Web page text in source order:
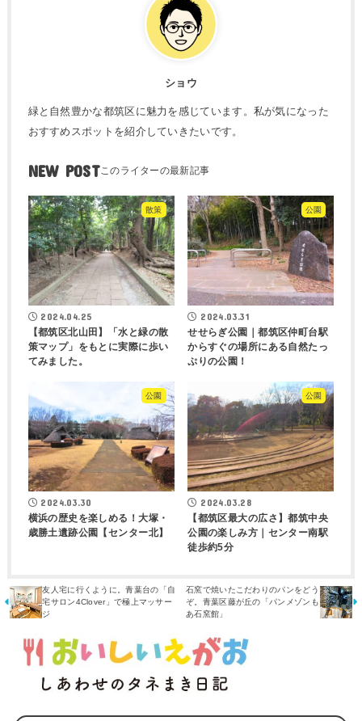
ショウ
緑と自然豊かな都筑区に魅力を感じています。私が気になった
おすすめスポットを紹介していきたいです。
NEW POST
散策
2024.04.25
【都筑区北山田】「水と緑の散
策マップ」をもとに実際に歩い
てみました。
公園
2024.03.31
せせらぎ公園｜都筑区仲町台駅
からすぐの場所にある自然たっ
ぷりの公園！
公園
2024.03.30
横浜の歴史を楽しめる！大塚・
歳勝土遺跡公園【センター北】
公園
2024.03.28
【都筑区最大の広さ】都筑中央
公園の楽しみ方｜センター南駅
徒歩約5分
友人宅に行くように。青葉台の「自
宅サロン4Clover」で極上マッサー
ジ
石窯で焼いたこだわりのパンをどう
ぞ。青葉区藤が丘の「パンメゾンも
あ石窯館」